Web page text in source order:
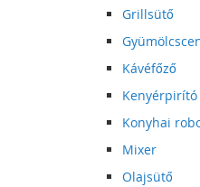
Grillsütő
Kávéfőző
Kenyérpirító
Konyhai
Mixer
Olajsütő